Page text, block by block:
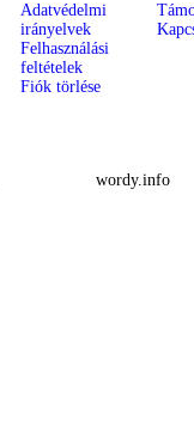
Adatvédelmi
irányelvek
Felhasználási
feltételek
Fiók törlése
wordy.info